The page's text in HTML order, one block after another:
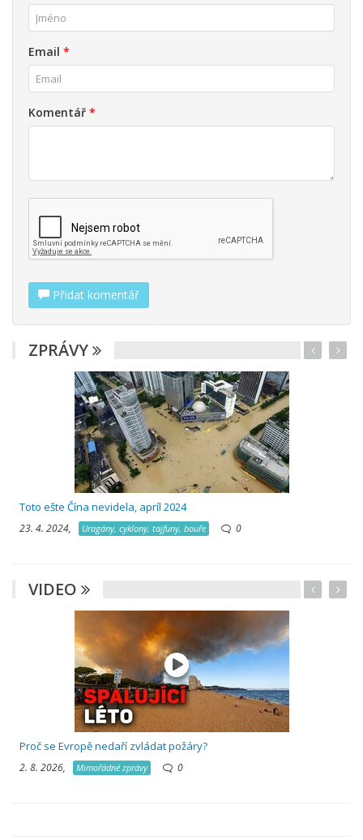
Email *
Komentář *
Přidat komentář
ZPRÁVY
Toto ešte Čína nevidela, apríl 2024
23. 4. 2024, Uragány, cyklony, tajfuny, bouře 0
VIDEO
Proč se Evropě nedaří zvládat požáry?
2. 8. 2026, Mimořádné zprávy 0